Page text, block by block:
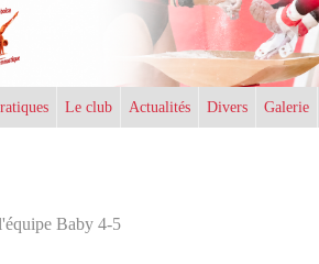
Le club Actualités Divers Galerie
Baby 4-5